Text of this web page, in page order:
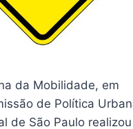
da Mobilidade, em
de Política
de São Paulo